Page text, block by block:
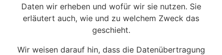
Daten wir erheben und wofür wir sie nutzen. Sie
erläutert auch, wie und zu welchem Zweck das
geschieht.
Wir weisen darauf hin, dass die Datenübertragung